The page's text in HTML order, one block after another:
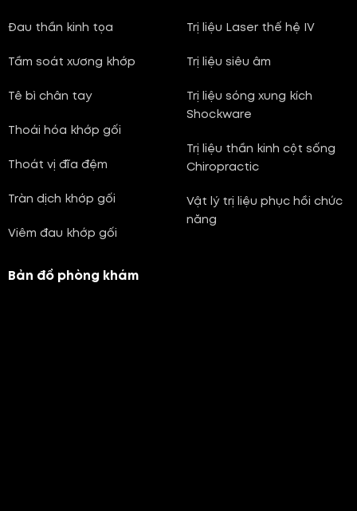
Đau thần kinh tọa
Tầm soát xương khớp
Tê bì chân tay
Thoái hóa khớp gối
Thoát vị đĩa đệm
Tràn dịch khớp gối
Viêm đau khớp gối
Trị liệu Laser thế hệ IV
Trị liệu siêu âm
Trị liệu sóng xung kích
Shockware
Trị liệu thần kinh cột sống
Chiropractic
Vật lý trị liệu phục hồi chức
năng
Bản đồ phòng khám